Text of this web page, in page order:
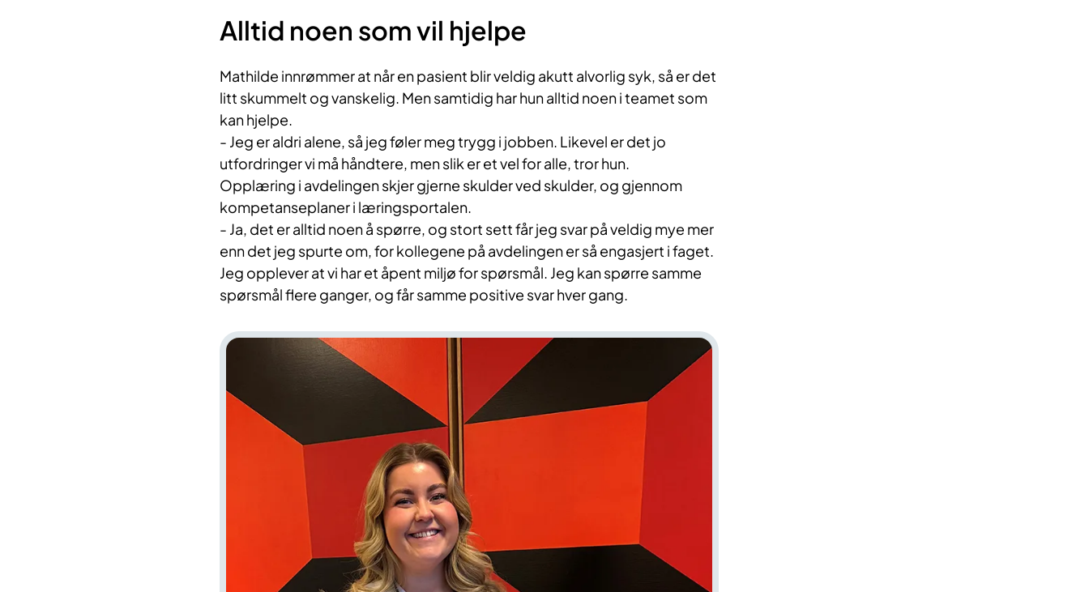
Alltid noen som vil hjelpe
Mathilde innrømmer at når en pasient blir veldig akutt alvorlig syk, så er det
litt skummelt og vanskelig. Men samtidig har hun alltid noen i teamet som
kan hjelpe.
- Jeg er aldri alene, så jeg føler meg trygg i jobben. Likevel er det jo
utfordringer vi må håndtere, men slik er et vel for alle, tror hun.
Opplæring i avdelingen skjer gjerne skulder ved skulder, og gjennom
kompetanseplaner i læringsportalen.
- Ja, det er alltid noen å spørre, og stort sett får jeg svar på veldig mye mer
enn det jeg spurte om, for kollegene på avdelingen er så engasjert i faget.
Jeg opplever at vi har et åpent miljø for spørsmål. Jeg kan spørre samme
spørsmål flere ganger, og får samme positive svar hver gang.